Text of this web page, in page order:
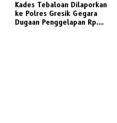
Kades Tebaloan Dilaporkan
ke Polres Gresik Gegara
Dugaan Penggelapan Rp.